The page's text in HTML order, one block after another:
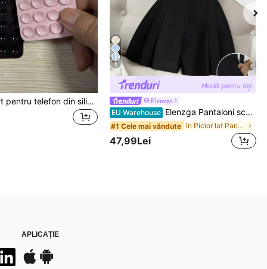
5 buc. suport pentru telefon din silicon cu ventuză, suport lipicios pentru telefon, suport adeziv pentru telefon (înainte de utilizare, vă rugăm să curățați cu atenție suprafața pentru a vă asigura că este curată și plată; așteptați 30 de minute după lipire înainte de utilizare), accesoriu indispensabil
6
Elenzga
EU Warehouse Elenzga Pantaloni scurți noi pentru femei, plisați, cu linie A, cu lanț metalic și talie elastică, confortabili, versatili și eleganți, purtați zilnic
#1 Cele mai vândute în Picior lat Pantaloni scurți pentru femei
47,99Lei
APLICAȚIE